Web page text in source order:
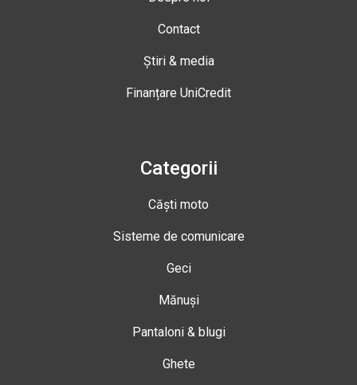
Contact
Știri & media
Finanțare UniCredit
Categorii
Căști moto
Sisteme de comunicare
Geci
Mănuși
Pantaloni & blugi
Ghete